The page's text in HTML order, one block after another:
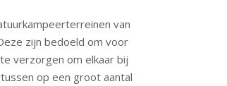
van
zijn bedoeld om voor
verzorgen om elkaar bij
op een groot aantal